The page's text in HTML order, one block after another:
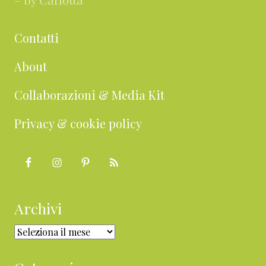
Contatti
About
Collaborazioni & Media Kit
Privacy & cookie policy
Archivi
Archivi